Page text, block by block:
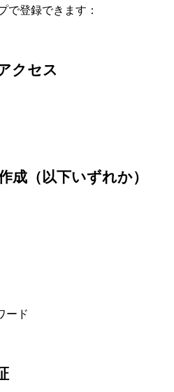
で登録できます：
クセス
（以下いずれか）
ード